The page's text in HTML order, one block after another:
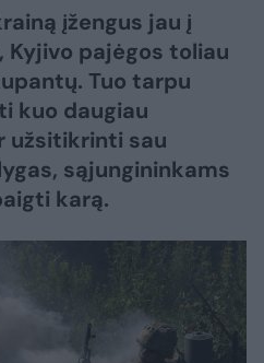
įžengus jau į
pajėgos toliau
Tuo tarpu
kuo daugiau
užsitikrinti sau
sąjungininkams
karą.​​​​​​​​​​​​​​​​​​​​​​​​​​​